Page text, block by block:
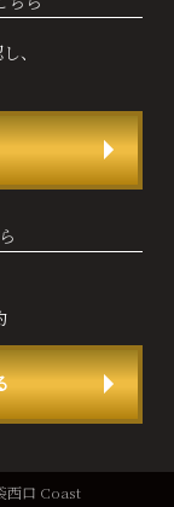
、
西口 Coast